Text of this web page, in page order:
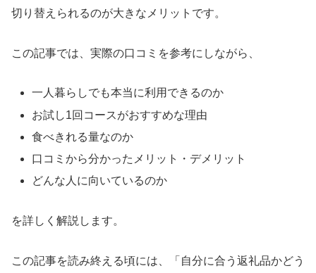
切り替えられるのが大きなメリットです。
この記事では、実際の口コミを参考にしながら、
一人暮らしでも本当に利用できるのか
お試し1回コースがおすすめな理由
食べきれる量なのか
口コミから分かったメリット・デメリット
どんな人に向いているのか
を詳しく解説します。
この記事を読み終える頃には、「自分に合う返礼品かどう